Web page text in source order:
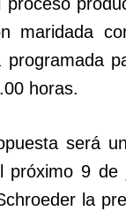
maridada
programada
horas.
será
próximo 9 de
la